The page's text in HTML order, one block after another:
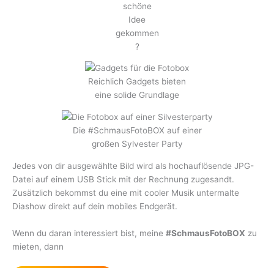
schöne
Idee
gekommen
?
Reichlich Gadgets bieten
eine solide Grundlage
Die #SchmausFotoBOX auf einer
großen Sylvester Party
Jedes von dir ausgewählte Bild wird als hochauflösende JPG-
Datei auf einem USB Stick mit der Rechnung zugesandt.
Zusätzlich bekommst du eine mit cooler Musik untermalte
Diashow direkt auf dein mobiles Endgerät.
Wenn du daran interessiert bist, meine #SchmausFotoBOX zu
mieten, dann